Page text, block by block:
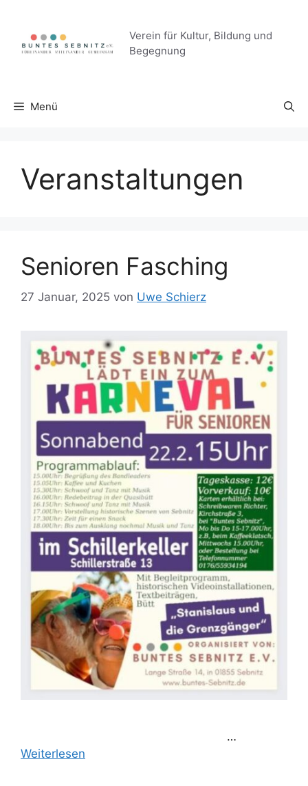
springen
Verein für Kultur, Bildung und
Begegnung
Menü
Veranstaltungen
Senioren Fasching
27 Januar, 2025 von Uwe Schierz
…
Weiterlesen